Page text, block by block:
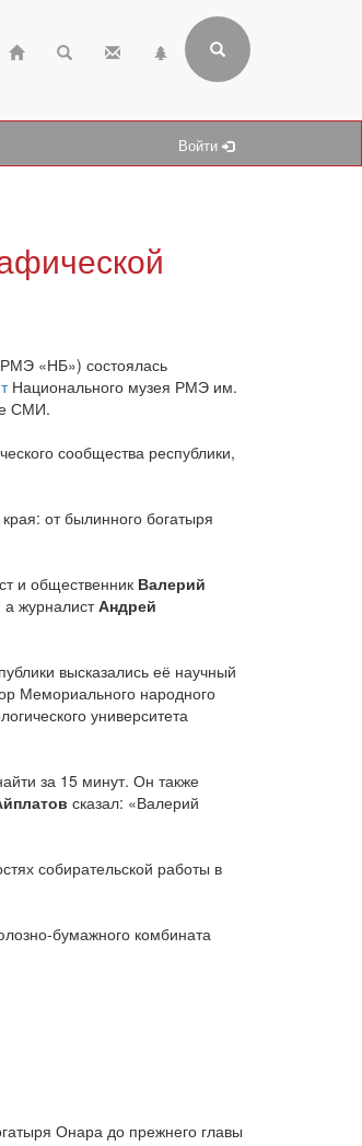
Войти
«НБ») состоялась
Национального музея РМЭ им.
СМИ.
сообщества республики,
от былинного богатыря
и общественник Валерий
а журналистАндрей
высказались её научный
Мемориального народного
университета
за 15 минут. Он также
сказал: «Валерий
собирательской работы в
бумажного комбината
Онара до прежнего главы